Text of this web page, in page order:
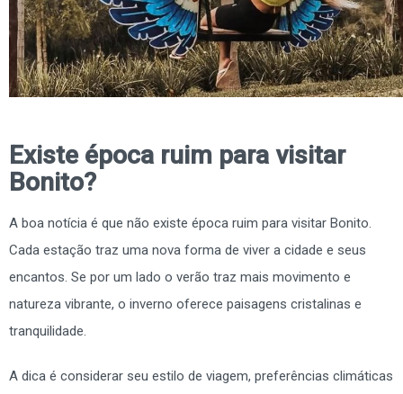
Existe época ruim para visitar
Bonito?
A boa notícia é que não existe época ruim para visitar Bonito.
Cada estação traz uma nova forma de viver a cidade e seus
encantos. Se por um lado o verão traz mais movimento e
natureza vibrante, o inverno oferece paisagens cristalinas e
tranquilidade.
A dica é considerar seu estilo de viagem, preferências climáticas